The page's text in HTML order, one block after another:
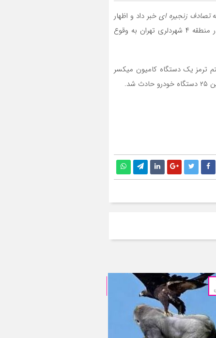
تصادف زنجیره ایخبر داد و اظهار
در خیابان پناهی نیا در منطقه ۴ شهردلری تهران به وقوع
ترمز یک دستگاه کامیون میکسر